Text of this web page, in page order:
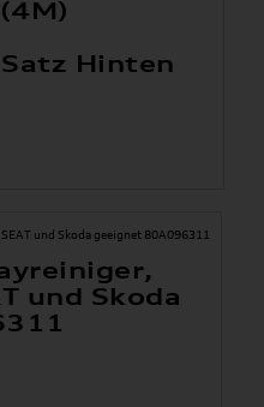
Hinten
und Skoda